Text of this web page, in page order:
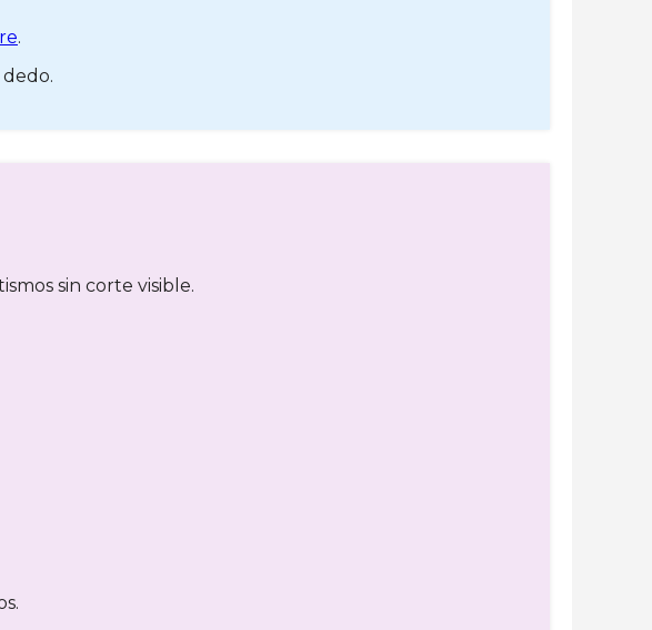
.
sin corte visible.